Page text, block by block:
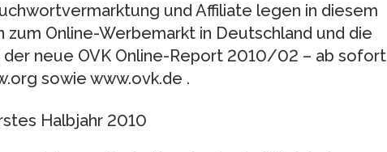
und Affiliate legen in diesem
zum Online-Werbemarkt in Deutschland und die
neue OVK Online-Report 2010/02 – ab sofort
sowie www.ovk.de .
Halbjahr 2010